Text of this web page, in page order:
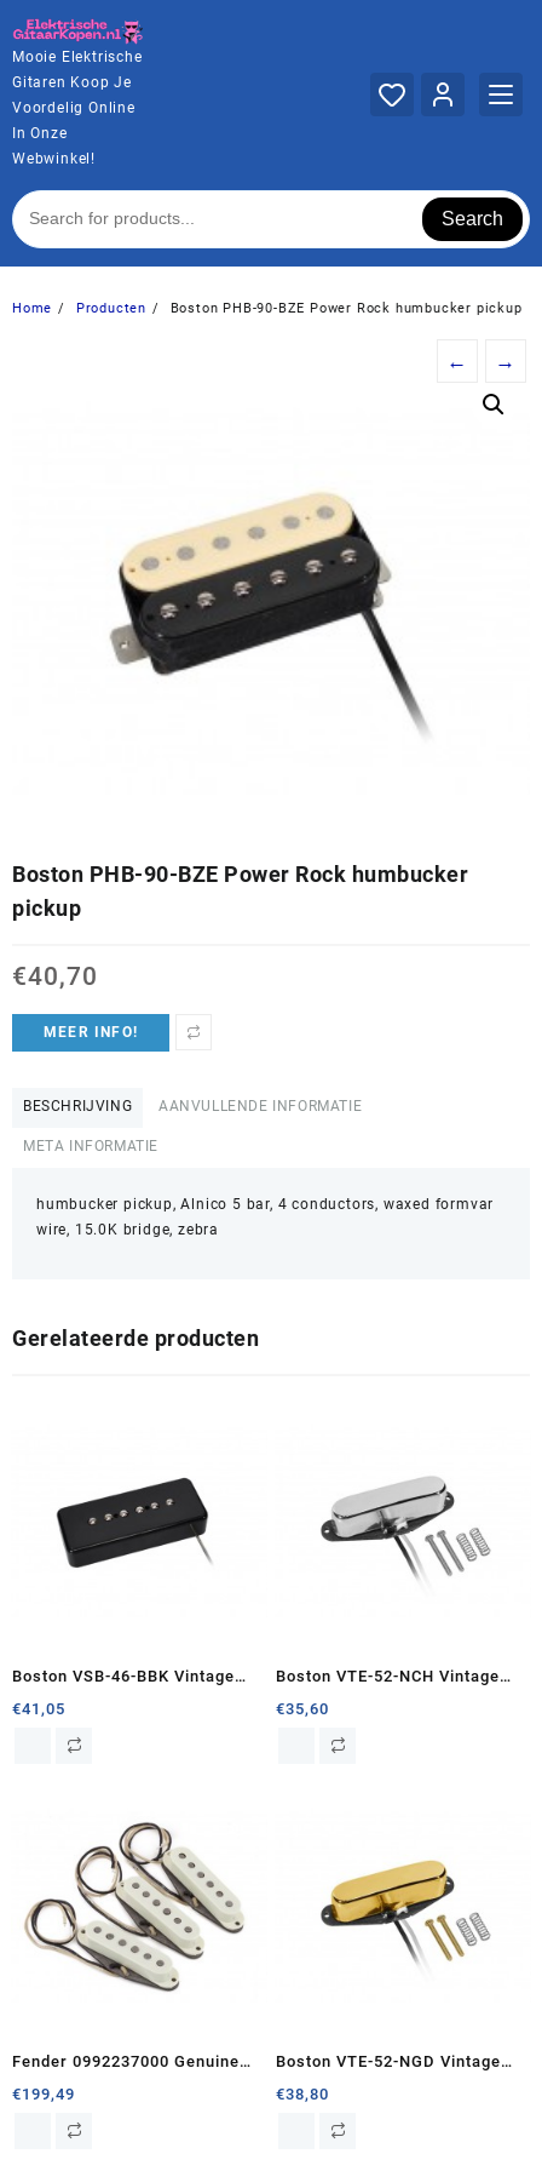
naar
de
inhoud
Mooie Elektrische
Gitaren Koop Je
Voordelig Online
In Onze
Webwinkel!
Search
Home Producten Boston PHB-90-BZE Power Rock humbucker pickup
← →
Boston PHB-90-BZE Power Rock humbucker
pickup
€40,70
MEER INFO!
BESCHRIJVING AANVULLENDE INFORMATIE
META INFORMATIE
humbucker pickup, Alnico 5 bar, 4 conductors, waxed formvar
wire, 15.0K bridge, zebra
Gerelateerde producten
Boston VSB-46-BBK Vintage
single coil pickup
€41,05
Boston VTE-52-NCH Vintage
single coil pickup
€35,60
Fender 0992237000 Genuine
Replacement Part pickup set
Pure Vintage ’65 Strat
€199,49
Boston VTE-52-NGD Vintage
single coil pickup
€38,80